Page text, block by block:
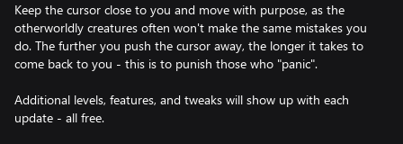
Keep the cursor close to you and move with purpose, as the
otherworldly creatures often won't make the same mistakes you
do. The further you push the cursor away, the longer it takes to
come back to you - this is to punish those who "panic".
Additional levels, features, and tweaks will show up with each
update - all free.